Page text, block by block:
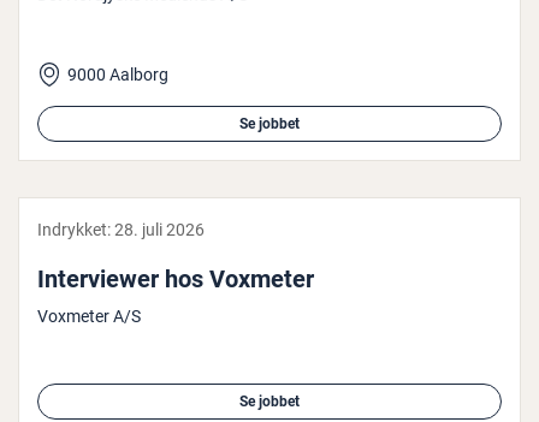
9000 Aalborg
Se jobbet
Indrykket:28. juli 2026
In­ter­viewer hos Voxmeter
Voxmeter A/S
Se jobbet